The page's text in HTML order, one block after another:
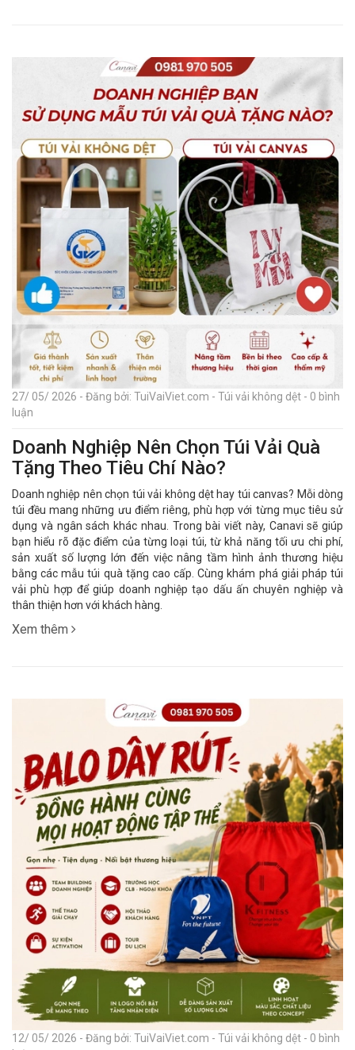
27/ 05/ 2026 - Đăng bởi: TuiVaiViet.com - Túi vải không dệt - 0 bình
luận
Doanh Nghiệp Nên Chọn Túi Vải Quà
Tặng Theo Tiêu Chí Nào?
Doanh nghiệp nên chọn túi vải không dệt hay túi canvas? Mỗi dòng
túi đều mang những ưu điểm riêng, phù hợp với từng mục tiêu sử
dụng và ngân sách khác nhau. Trong bài viết này, Canavi sẽ giúp
bạn hiểu rõ đặc điểm của từng loại túi, từ khả năng tối ưu chi phí,
sản xuất số lượng lớn đến việc nâng tầm hình ảnh thương hiệu
bằng các mẫu túi quà tặng cao cấp. Cùng khám phá giải pháp túi
vải phù hợp để giúp doanh nghiệp tạo dấu ấn chuyên nghiệp và
thân thiện hơn với khách hàng.
Xem thêm
12/ 05/ 2026 - Đăng bởi: TuiVaiViet.com - Túi vải không dệt - 0 bình